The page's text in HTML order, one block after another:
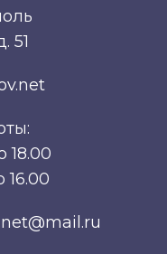
51
18.00
16.00